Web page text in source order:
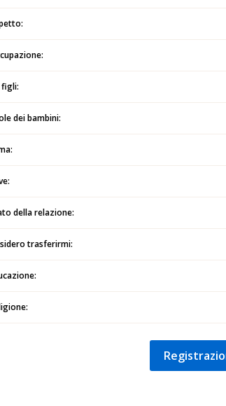
figli:
dei bambini:
della relazione:
trasferirmi: